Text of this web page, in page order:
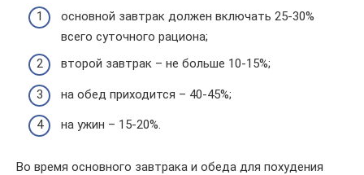
основной завтрак должен включать 25-30%
всего суточного рациона;
второй завтрак – не больше 10-15%;
на обед приходится – 40-45%;
на ужин – 15-20%.
Во время основного завтрака и обеда для похудения